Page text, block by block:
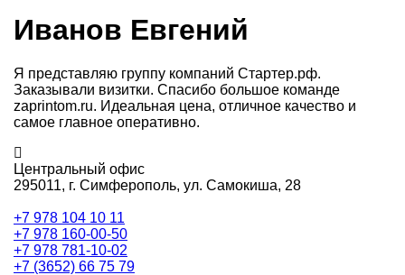
Иванов Евгений
Я представляю группу компаний Стартер.рф.
Заказывали визитки. Спасибо большое команде
zaprintom.ru. Идеальная цена, отличное качество и
самое главное оперативно.
Центральный офис
295011, г. Симферополь, ул. Самокиша, 28
+7 978 104 10 11
+7 978 160-00-50
+7 978 781-10-02
+7 (3652) 66 75 79